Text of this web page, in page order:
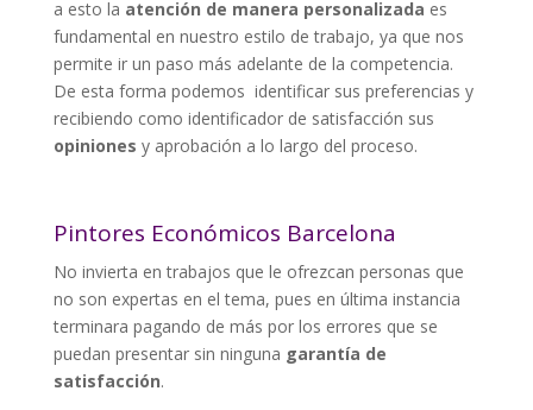
a esto la atención de manera personalizada es
fundamental en nuestro estilo de trabajo, ya que nos
permite ir un paso más adelante de la competencia.
De esta forma podemos identificar sus preferencias y
recibiendo como identificador de satisfacción sus
opiniones y aprobación a lo largo del proceso.
Pintores Económicos Barcelona
No invierta en trabajos que le ofrezcan personas que
no son expertas en el tema, pues en última instancia
terminara pagando de más por los errores que se
puedan presentar sin ninguna garantía de
satisfacción.